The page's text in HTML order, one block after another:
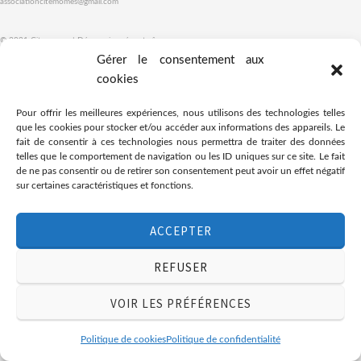
Gérer le consentement aux
cookies
Pour offrir les meilleures expériences, nous utilisons des technologies telles
que les cookies pour stocker et/ou accéder aux informations des appareils. Le
fait de consentir à ces technologies nous permettra de traiter des données
telles que le comportement de navigation ou les ID uniques sur ce site. Le fait
de ne pas consentir ou de retirer son consentement peut avoir un effet négatif
sur certaines caractéristiques et fonctions.
ACCEPTER
REFUSER
VOIR LES PRÉFÉRENCES
Politique de cookiesPolitique de confidentialité
associationcitemomes@gmail.com
© 2021 Citemomes | Découvrir, créer et rêver